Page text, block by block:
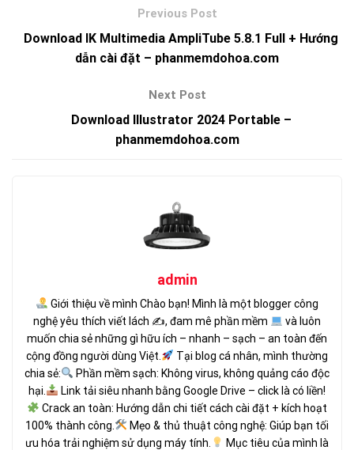
Download IK Multimedia AmpliTube 5.8.1 Full + Hướng
dẫn cài đặt – phanmemdohoa.com
Download Illustrator 2024 Portable –
phanmemdohoa.com
admin
Giới thiệu về mình Chào bạn! Mình là một blogger công
nghệ yêu thích viết lách ✍, đam mê phần mềm
và luôn
muốn chia sẻ những gì hữu ích – nhanh – sạch – an toàn đến
cộng đồng người dùng Việt.
Tại blog cá nhân, mình thường
chia sẻ:
Phần mềm sạch: Không virus, không quảng cáo độc
hại.
Link tải siêu nhanh bằng Google Drive – click là có liền!
Crack an toàn: Hướng dẫn chi tiết cách cài đặt + kích hoạt
100% thành công.
Mẹo & thủ thuật công nghệ: Giúp bạn tối
ưu hóa trải nghiệm sử dụng máy tính.
Mục tiêu của mình là